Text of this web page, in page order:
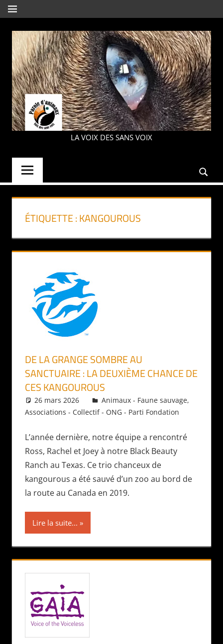
Aller
au
contenu
MENU
PAROLE
LA VOIX DES SANS VOIX
ÉTIQUETTE :KANGOUROUS
DE LA GRANGE SOMBRE AU
SANCTUAIRE : LA DEUXIÈME CHANCE DE
CES KANGOUROUS
26 mars 2026 Daniel
Animaux - Faune sauvage,
Associations - Collectif - ONG - Parti Fondation
L’année dernière, notre équipe a rencontré
Ross, Rachel et Joey à notre Black Beauty
Ranch au Texas. Ce trio chanceux de
kangourous a été sauvé d’un zoo au bord de
la route au Canada en 2019.
Lire la suite...